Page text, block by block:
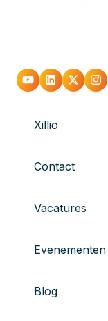
Xillio
Contact
Vacatures
Evenementen
Blog